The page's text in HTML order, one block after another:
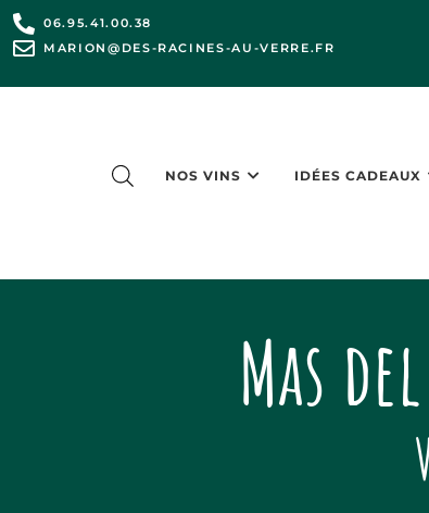
06.95.41.00.38
MARION@DES-RACINES-AU-VERRE.FR
NOS VINS IDÉES CADEAUX
Mas